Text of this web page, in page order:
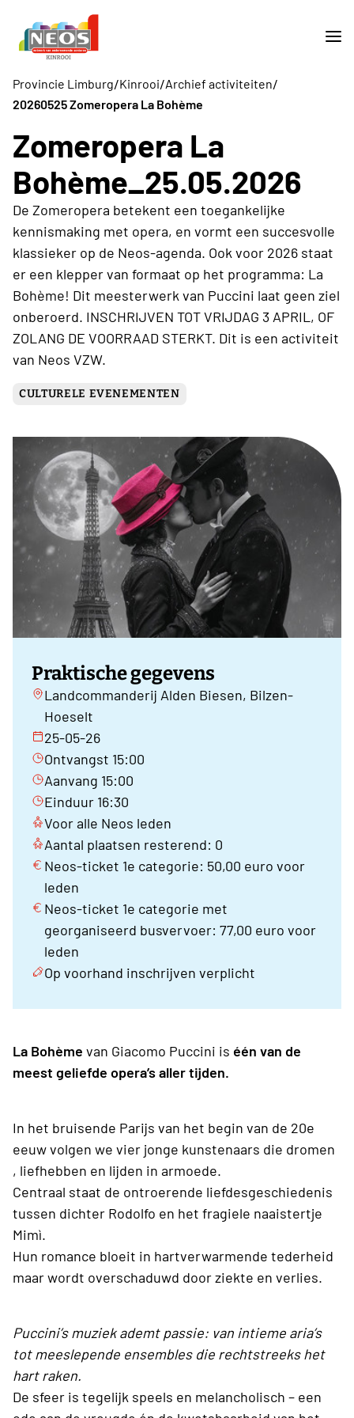
Provincie Limburg/Kinrooi/Archief activiteiten/
20260525 Zomeropera La Bohème
Zomeropera La
Bohème_25.05.2026
De Zomeropera betekent een toegankelijke
kennismaking met opera, en vormt een succesvolle
klassieker op de Neos-agenda. Ook voor 2026 staat
er een klepper van formaat op het programma: La
Bohème! Dit meesterwerk van Puccini laat geen ziel
onberoerd. INSCHRIJVEN TOT VRIJDAG 3 APRIL, OF
ZOLANG DE VOORRAAD STERKT. Dit is een activiteit
van Neos VZW.
CULTURELE EVENEMENTEN
Praktische gegevens
Landcommanderij Alden Biesen, Bilzen-
Hoeselt
25-05-26
Ontvangst 15:00
Aanvang 15:00
Einduur 16:30
Voor alle Neos leden
Aantal plaatsen resterend: 0
Neos-ticket 1e categorie: 50,00 euro voor
leden
Neos-ticket 1e categorie met
georganiseerd busvervoer: 77,00 euro voor
leden
Op voorhand inschrijven verplicht
La Bohème van Giacomo Puccini is één van de
meest geliefde opera’s aller tijden.
In het bruisende Parijs van het begin van de 20e
eeuw volgen we vier jonge kunstenaars die dromen
, liefhebben en lijden in armoede.
Centraal staat de ontroerende liefdesgeschiedenis
tussen dichter Rodolfo en het fragiele naaistertje
Mimì.
Hun romance bloeit in hartverwarmende tederheid
maar wordt overschaduwd door ziekte en verlies.
Puccini’s muziek ademt passie: van intieme aria’s
tot meeslepende ensembles die rechtstreeks het
hart raken.
De sfeer is tegelijk speels en melancholisch – een